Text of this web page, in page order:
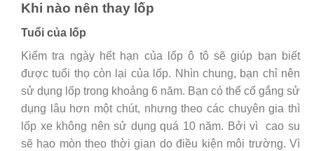
Khi nào nên thay lốp
Tuổi của lốp
Kiểm tra ngày hết hạn của lốp ô tô sẽ giúp bạn biết
được tuổi thọ còn lại của lốp. Nhìn chung, bạn chỉ nên
sử dụng lốp trong khoảng 6 năm. Bạn có thể cố gắng sử
dụng lâu hơn một chút, nhưng theo các chuyên gia thì
lốp xe không nên sử dụng quá 10 năm. Bởi vì cao su
sẽ hao mòn theo thời gian do điều kiện môi trường. Vì